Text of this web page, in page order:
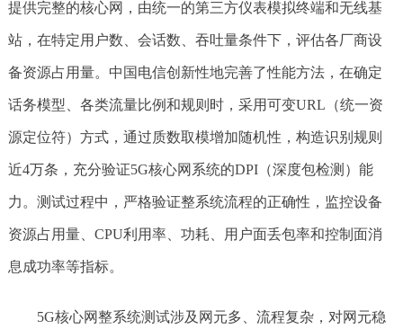
提供完整的核心网，由统一的第三方仪表模拟终端和无线基
站，在特定用户数、会话数、吞吐量条件下，评估各厂商设
备资源占用量。中国电信创新性地完善了性能方法，在确定
话务模型、各类流量比例和规则时，采用可变URL（统一资
源定位符）方式，通过质数取模增加随机性，构造识别规则
近4万条，充分验证5G核心网系统的DPI（深度包检测）能
力。测试过程中，严格验证整系统流程的正确性，监控设备
资源占用量、CPU利用率、功耗、用户面丢包率和控制面消
息成功率等指标。
5G核心网整系统测试涉及网元多、流程复杂，对网元稳